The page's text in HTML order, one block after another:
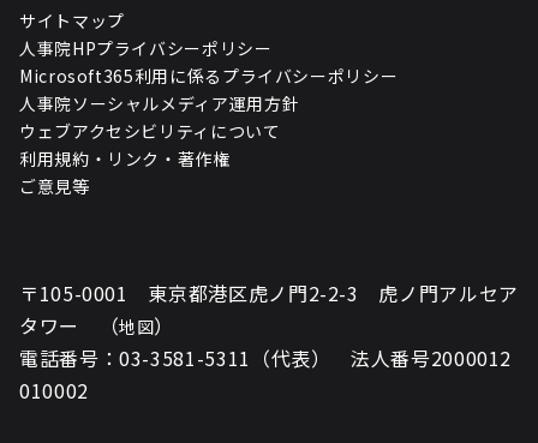
サイトマップ
人事院HPプライバシーポリシー
Microsoft365利用に係るプライバシーポリシー
人事院ソーシャルメディア運用方針
ウェブアクセシビリティについて
利用規約・リンク・著作権
ご意見等
〒105-0001 東京都港区虎ノ門2-2-3 虎ノ門アルセア
タワー （地図）
電話番号：03-3581-5311（代表） 法人番号2000012
010002